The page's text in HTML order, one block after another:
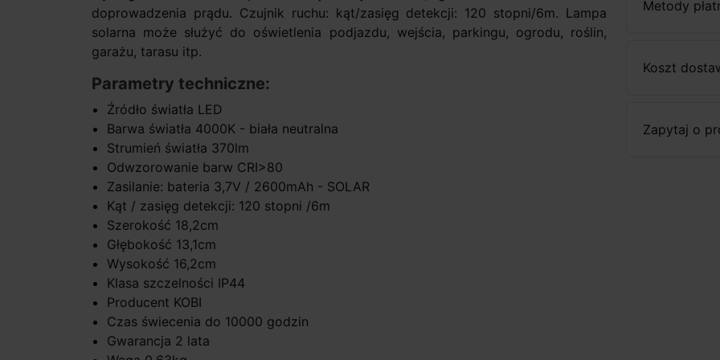
Metody
Koszt
Zapytaj o
doprowadzenia prądu. Czujnik ruchu: kąt/zasięg detekcji: 120 stopni/6m. Lampa
solarna może służyć do oświetlenia podjazdu, wejścia, parkingu, ogrodu, roślin,
garażu, tarasu itp.
Parametry techniczne:
Źródło światła LED
Barwa światła 4000K - biała neutralna
Strumień światła 370lm
Odwzorowanie barw CRI>80
Zasilanie: bateria 3,7V / 2600mAh - SOLAR
Kąt / zasięg detekcji: 120 stopni /6m
Szerokość 18,2cm
Głębokość 13,1cm
Wysokość 16,2cm
Klasa szczelności IP44
Producent KOBI
Czas świecenia do 10000 godzin
Gwarancja 2 lata